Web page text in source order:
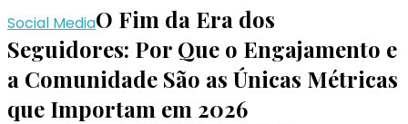
Social MediaO Fim da Era dos
Seguidores: Por Que o Engajamento e
a Comunidade São as Únicas Métricas
que Importam em 2026